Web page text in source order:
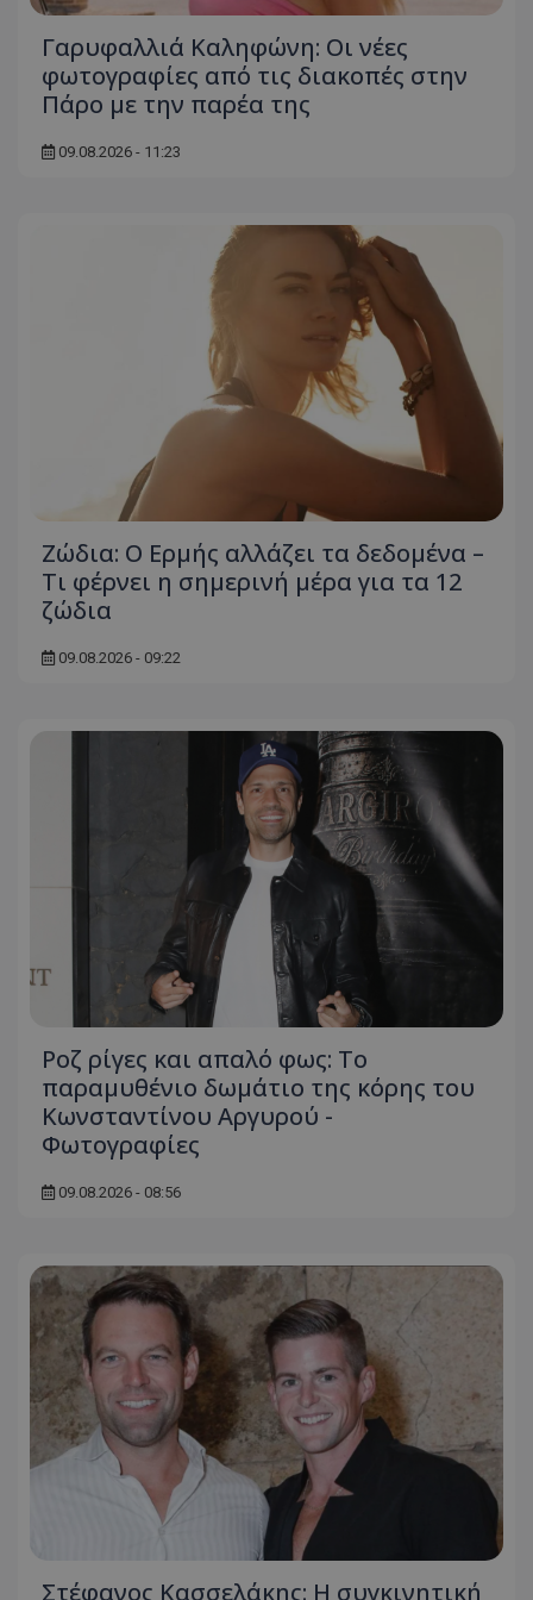
Γαρυφαλλιά Καληφώνη: Οι νέες
φωτογραφίες από τις διακοπές στην
Πάρο με την παρέα της
09.08.2026 - 11:23
Ζώδια: Ο Ερμής αλλάζει τα δεδομένα –
Τι φέρνει η σημερινή μέρα για τα 12
ζώδια
09.08.2026 - 09:22
Ροζ ρίγες και απαλό φως: Το
παραμυθένιο δωμάτιο της κόρης του
Κωνσταντίνου Αργυρού -
Φωτογραφίες
09.08.2026 - 08:56
Στέφανος Κασσελάκης: Η συγκινητική